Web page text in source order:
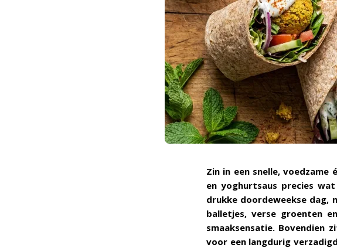
Zin in een snelle,
en yoghurtsaus precies
drukke doordeweekse dag,
balletjes, verse groenten
smaaksensatie.
voor een langdurig